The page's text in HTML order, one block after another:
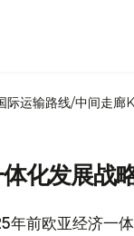
际运输路线/中间走廊
化发展战
前欧亚经济一